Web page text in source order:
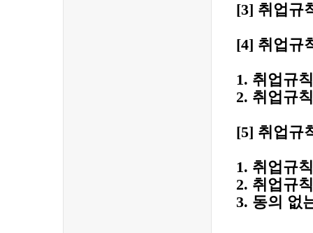
[3] 취업규
[4] 취업규
1. 취업규
2. 취업규
[5] 취업규
1. 취업규
2. 취업규
3. 동의 없